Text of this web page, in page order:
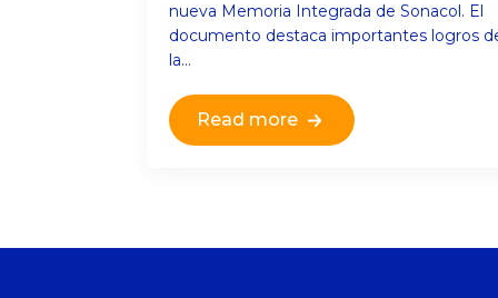
nueva Memoria Integrada de Sonacol. El
documento destaca importantes logros
la…
Read more